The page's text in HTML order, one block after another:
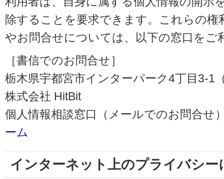
除することを要求できます。これらの権
やお問合せについては、以下の窓口をご
［書信でのお問合せ］
栃木県宇都宮市インターパーク4丁目3-1
株式会社 HitBit
個人情報相談窓口（メールでのお問合せ
ーム
インターネット上のプライバシー